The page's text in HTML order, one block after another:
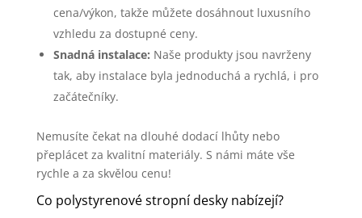
cena/výkon, takže můžete dosáhnout luxusního
vzhledu za dostupné ceny.
Snadná instalace: Naše produkty jsou navrženy
tak, aby instalace byla jednoduchá a rychlá, i pro
začátečníky.
Nemusíte čekat na dlouhé dodací lhůty nebo
přeplácet za kvalitní materiály. S námi máte vše
rychle a za skvělou cenu!
Co polystyrenové stropní desky nabízejí?